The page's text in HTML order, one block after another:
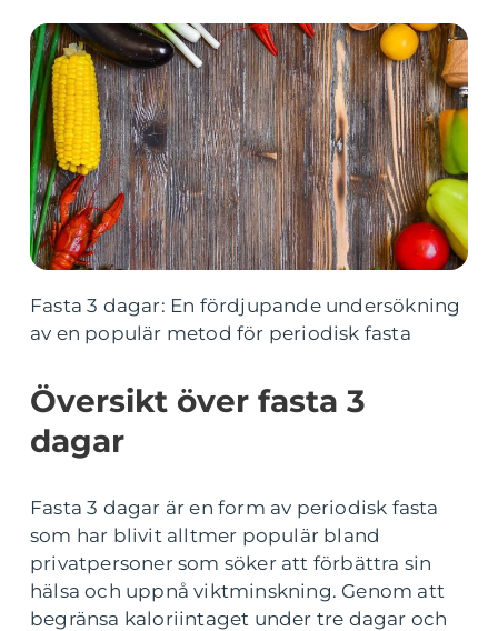
Fasta 3 dagar: En fördjupande undersökning
av en populär metod för periodisk fasta
Översikt över fasta 3
dagar
Fasta 3 dagar är en form av periodisk fasta
som har blivit alltmer populär bland
privatpersoner som söker att förbättra sin
hälsa och uppnå viktminskning. Genom att
begränsa kaloriintaget under tre dagar och